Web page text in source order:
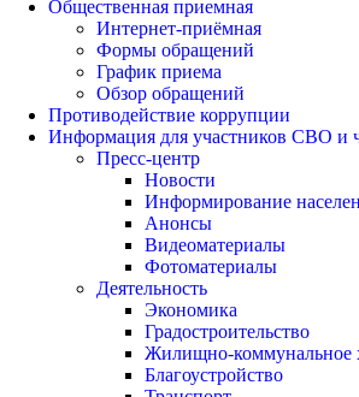
Общественная приемная
Интернет-приёмная
Формы обращений
График приема
Обзор обращений
Противодействие коррупции
Информация для участников СВО и
Пресс-центр
Новости
Информирование
Анонсы
Видеоматериалы
Фотоматериалы
Деятельность
Экономика
Градостроительство
Жилищно-коммунальное
Благоустройство